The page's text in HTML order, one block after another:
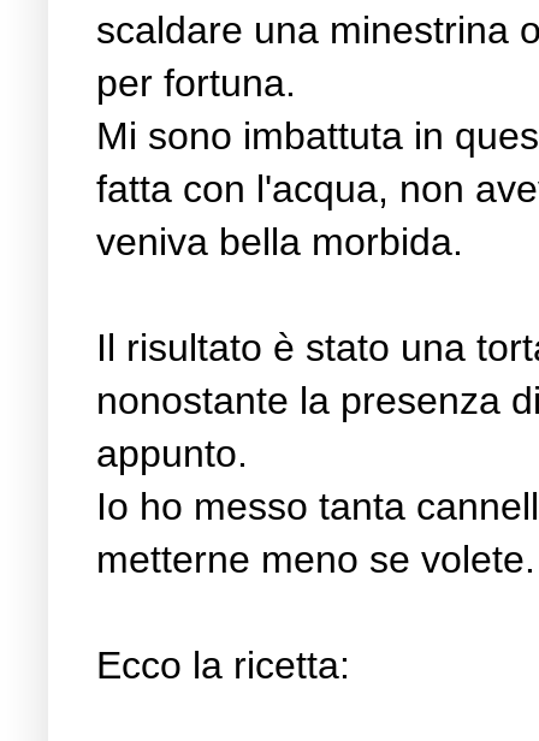
scaldare una minestrina
per fortuna.
Mi sono imbattuta in
fatta con l'acqua, non
veniva bella morbida.
Il risultato è stato una
nonostante la presenza
appunto.
Io ho messo tanta
metterne meno se volete.
Ecco la ricetta: